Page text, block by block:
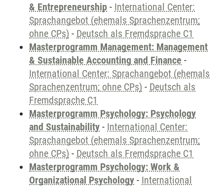
& Entrepreneurship - International Center:
Sprachangebot (ehemals Sprachenzentrum;
ohne CPs) - Deutsch als Fremdsprache C1
Masterprogramm Management: Management
& Sustainable Accounting and Finance -
International Center: Sprachangebot (ehemals
Sprachenzentrum; ohne CPs) - Deutsch als
Fremdsprache C1
Masterprogramm Psychology: Psychology
and Sustainability - International Center:
Sprachangebot (ehemals Sprachenzentrum;
ohne CPs) - Deutsch als Fremdsprache C1
Masterprogramm Psychology: Work &
Organizational Psychology - International